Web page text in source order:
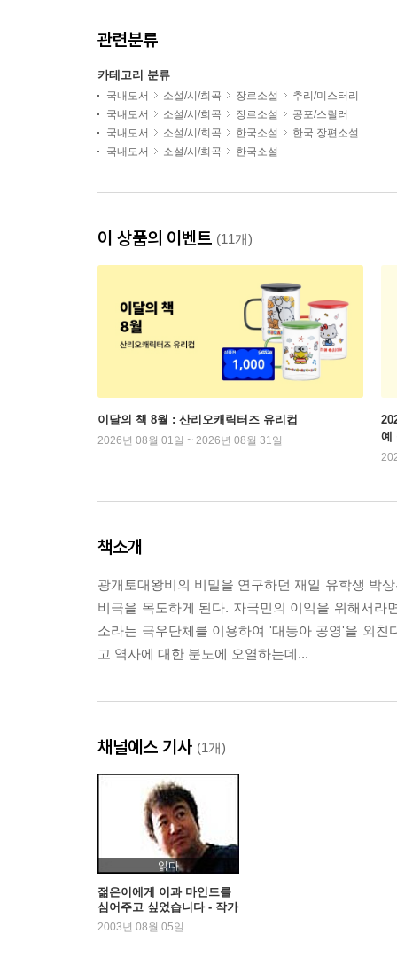
관련분류
카테고리 분류
국내도서 소설/시/희곡 장르소설
추리/미스터리
국내도서
소설/시/희곡 장르소설
공포/스릴러
국내도서
소설/시/희곡 한국소설
한국 장편소설
국내도서
소설/시/희곡 한국소설
이 상품의 이벤트 (11개)
이달의 책 8월 : 산리오캐릭터즈 유리컵
2026년 08월 01일 ~ 2026년 08월 31일
예
책소개
광개토대왕비의 비밀을 연구하던 재일 유학생 박
비극을 목도하게 된다. 자국민의 이익을 위해서
소라는 극우단체를 이용하여 '대동아 공영'을 외
고 역사에 대한 분노에 오열하는데...
채널예스 기사 (1개)
읽다
젊은이에게 이과 마인드를
심어주고 싶었습니다 - 작가
김진명
2003년 08월 05일